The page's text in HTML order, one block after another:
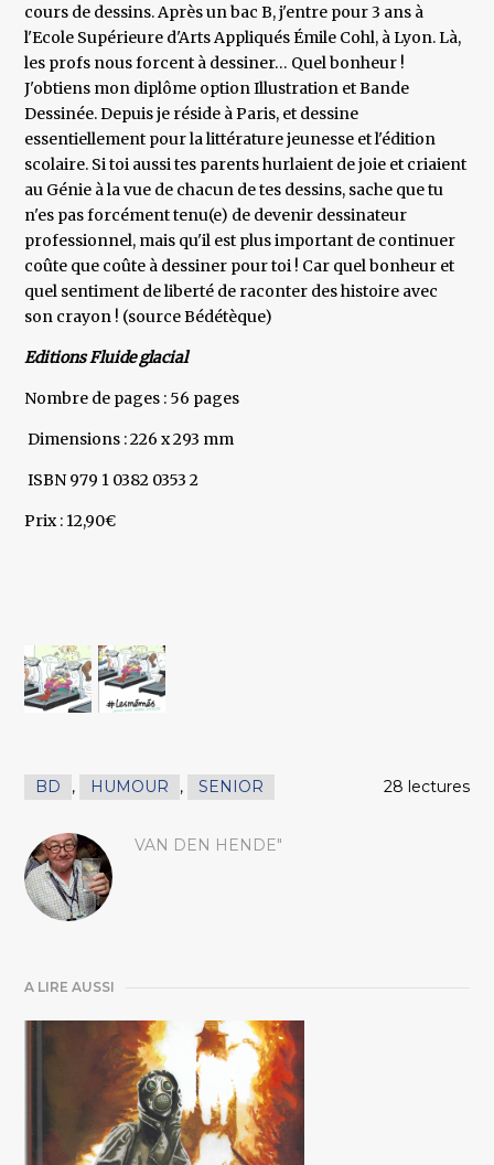
cours de dessins. Après un bac B, j'entre pour 3 ans à
l'Ecole Supérieure d'Arts Appliqués Émile Cohl, à Lyon. Là,
les profs nous forcent à dessiner… Quel bonheur !
J'obtiens mon diplôme option Illustration et Bande
Dessinée. Depuis je réside à Paris, et dessine
essentiellement pour la littérature jeunesse et l'édition
scolaire. Si toi aussi tes parents hurlaient de joie et criaient
au Génie à la vue de chacun de tes dessins, sache que tu
n'es pas forcément tenu(e) de devenir dessinateur
professionnel, mais qu'il est plus important de continuer
coûte que coûte à dessiner pour toi ! Car quel bonheur et
quel sentiment de liberté de raconter des histoire avec
son crayon ! (source Bédétèque)
Editions Fluide glacial
Nombre de pages : 56 pages
Dimensions : 226 x 293 mm
ISBN 979 1 0382 0353 2
Prix : 12,90€
BD , HUMOUR , SENIOR 28 lectures
VAN DEN HENDE"
A LIRE AUSSI